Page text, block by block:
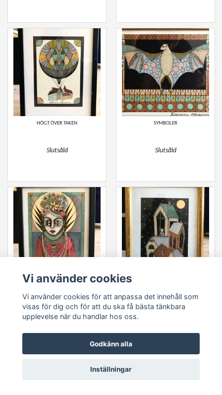
HÖGT ÖVER TAKEN
Slutsåld
SYMBOLER
Slutsåld
ICONA
Slutsåld Slutsåld
Vi använder cookies
Vi använder cookies för att anpassa det innehåll som
visas för dig och för att du ska få bästa tänkbara
upplevelse när du handlar hos oss.
Godkänn alla
Inställningar